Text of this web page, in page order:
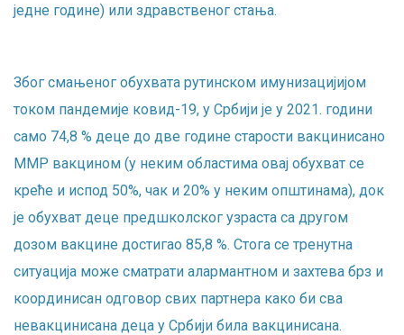
једне године) или здравственог стања.
Због смањеног обухвата рутинском имунизацијијом
током пандемије ковид-19, у Србији је у 2021. години
само 74,8 % деце до две године старости вакцинисано
ММР вакцином (у неким областима овај обухват се
креће и испод 50%, чак и 20% у неким општинама), док
је обухват деце предшколског узраста са другом
дозом вакцине достигао 85,8 %. Стога се тренутна
ситуација може сматрати алармантном и захтева брз и
координисан одговор свих партнера како би сва
невакцинисана деца у Србији била вакцинисана.